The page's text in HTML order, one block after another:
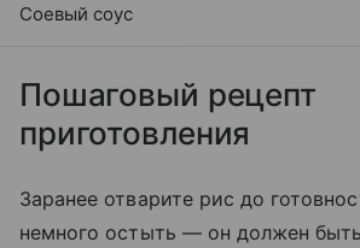
Соевый соус
Пошаговый рецепт
приготовления
Заранее отварите рис до
немного остыть — он должен